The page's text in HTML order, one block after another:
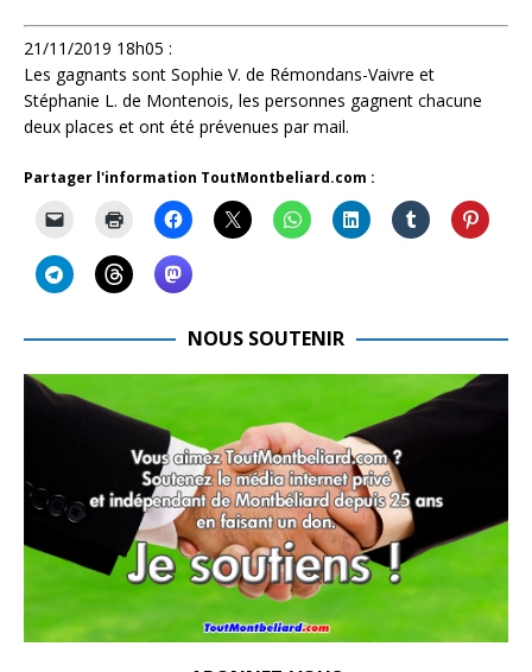
21/11/2019 18h05 :
Les gagnants sont Sophie V. de Rémondans-Vaivre et
Stéphanie L. de Montenois, les personnes gagnent chacune
deux places et ont été prévenues par mail.
Partager l'information ToutMontbeliard.com :
NOUS SOUTENIR